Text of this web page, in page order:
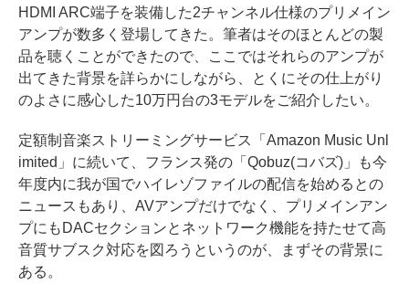
HDMI ARC端子を装備した2チャンネル仕様のプリメイン
アンプが数多く登場してきた。筆者はそのほとんどの製
品を聴くことができたので、ここではそれらのアンプが
出てきた背景を詳らかにしながら、とくにその仕上がり
のよさに感心した10万円台の3モデルをご紹介したい。
定額制音楽ストリーミングサービス「Amazon Music Unl
imited」に続いて、フランス発の「Qobuz(コバズ)」も今
年度内に我が国でハイレゾファイルの配信を始めるとの
ニュースもあり、AVアンプだけでなく、プリメインアン
プにもDACセクションとネットワーク機能を持たせて高
音質サブスク対応を図ろうというのが、まずその背景に
ある。